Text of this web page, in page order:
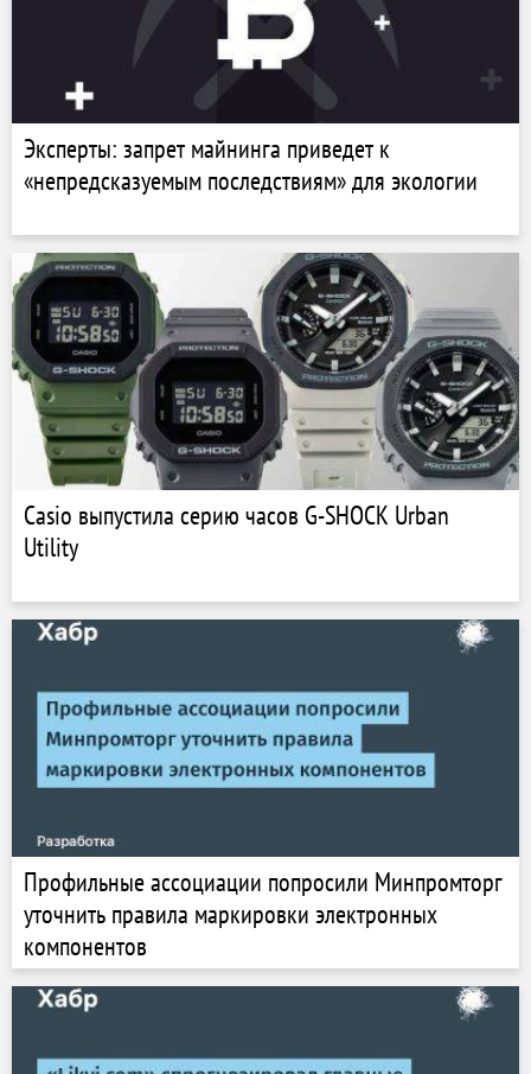
Эксперты: запрет майнинга приведет к
«непредсказуемым последствиям» для экологии
Casio выпустила серию часов G-SHOCK Urban
Utility
Профильные ассоциации попросили Минпромторг
уточнить правила маркировки электронных
компонентов